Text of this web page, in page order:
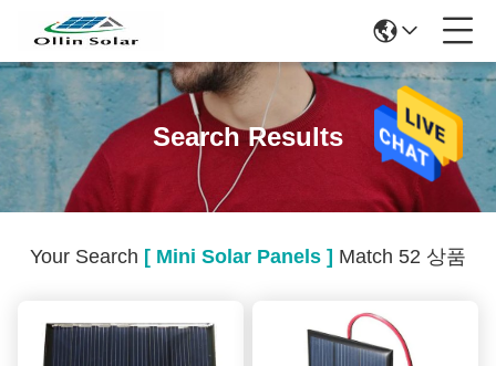
Search Results
Your Search [ Mini Solar Panels ] Match 52 상품